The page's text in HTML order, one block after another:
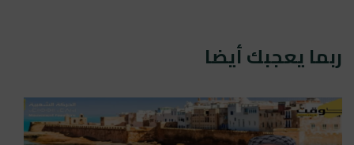
ربما يعجبك أيضا